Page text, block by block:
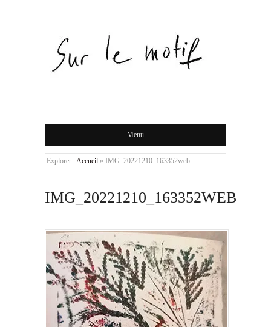
Menu
Explorer : Accueil » IMG_20221210_163352web
IMG_20221210_163352WEB